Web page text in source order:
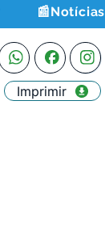
📰Notícias
Imprimir